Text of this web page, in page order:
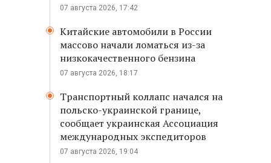
07 августа 2026, 17:42
Китайские автомобили в России
массово начали ломаться из-за
низкокачественного бензина
07 августа 2026, 18:17
Транспортный коллапс начался на
польско-украинской границе,
сообщает украинская Ассоциация
международных экспедиторов
07 августа 2026, 19:04